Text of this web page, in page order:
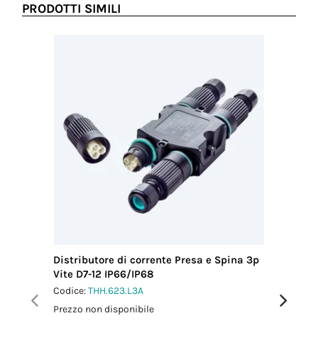
PRODOTTI SIMILI
Distributore di corrente Presa e Spina 3p
Vite D7-12 IP66/IP68
Codice:THH.623.L3A
Prezzo non disponibile
Prezzo